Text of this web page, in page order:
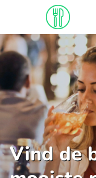
Vind de